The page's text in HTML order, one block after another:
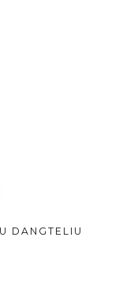
DANGTELIU